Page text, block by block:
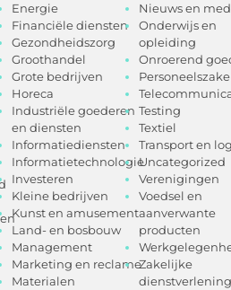
Energie
Financiële diensten
Gezondheidszorg
Groothandel
Grote bedrijven
Horeca
Industriële goederen
en diensten
Informatiediensten
Informatietechnologie
Investeren
Kleine bedrijven
Kunst en amusement
Land- en bosbouw
Management
Marketing en reclame
Materialen
Nieuws en
Onderwijs en
opleiding
Onroerend
Testing
Textiel
Transport en
Uncategorized
Verenigingen
Voedsel en
aanverwante
producten
Zakelijke
dienstverlening